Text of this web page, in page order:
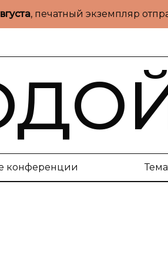
, печатный экземпляр
конференции